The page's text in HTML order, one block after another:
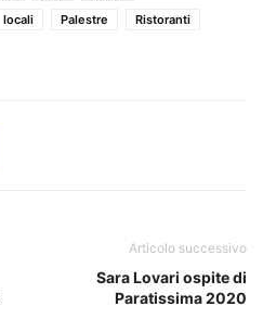
locali Palestre
Ristoranti
Articolo successivo
Sara Lovari ospite di
Paratissima 2020